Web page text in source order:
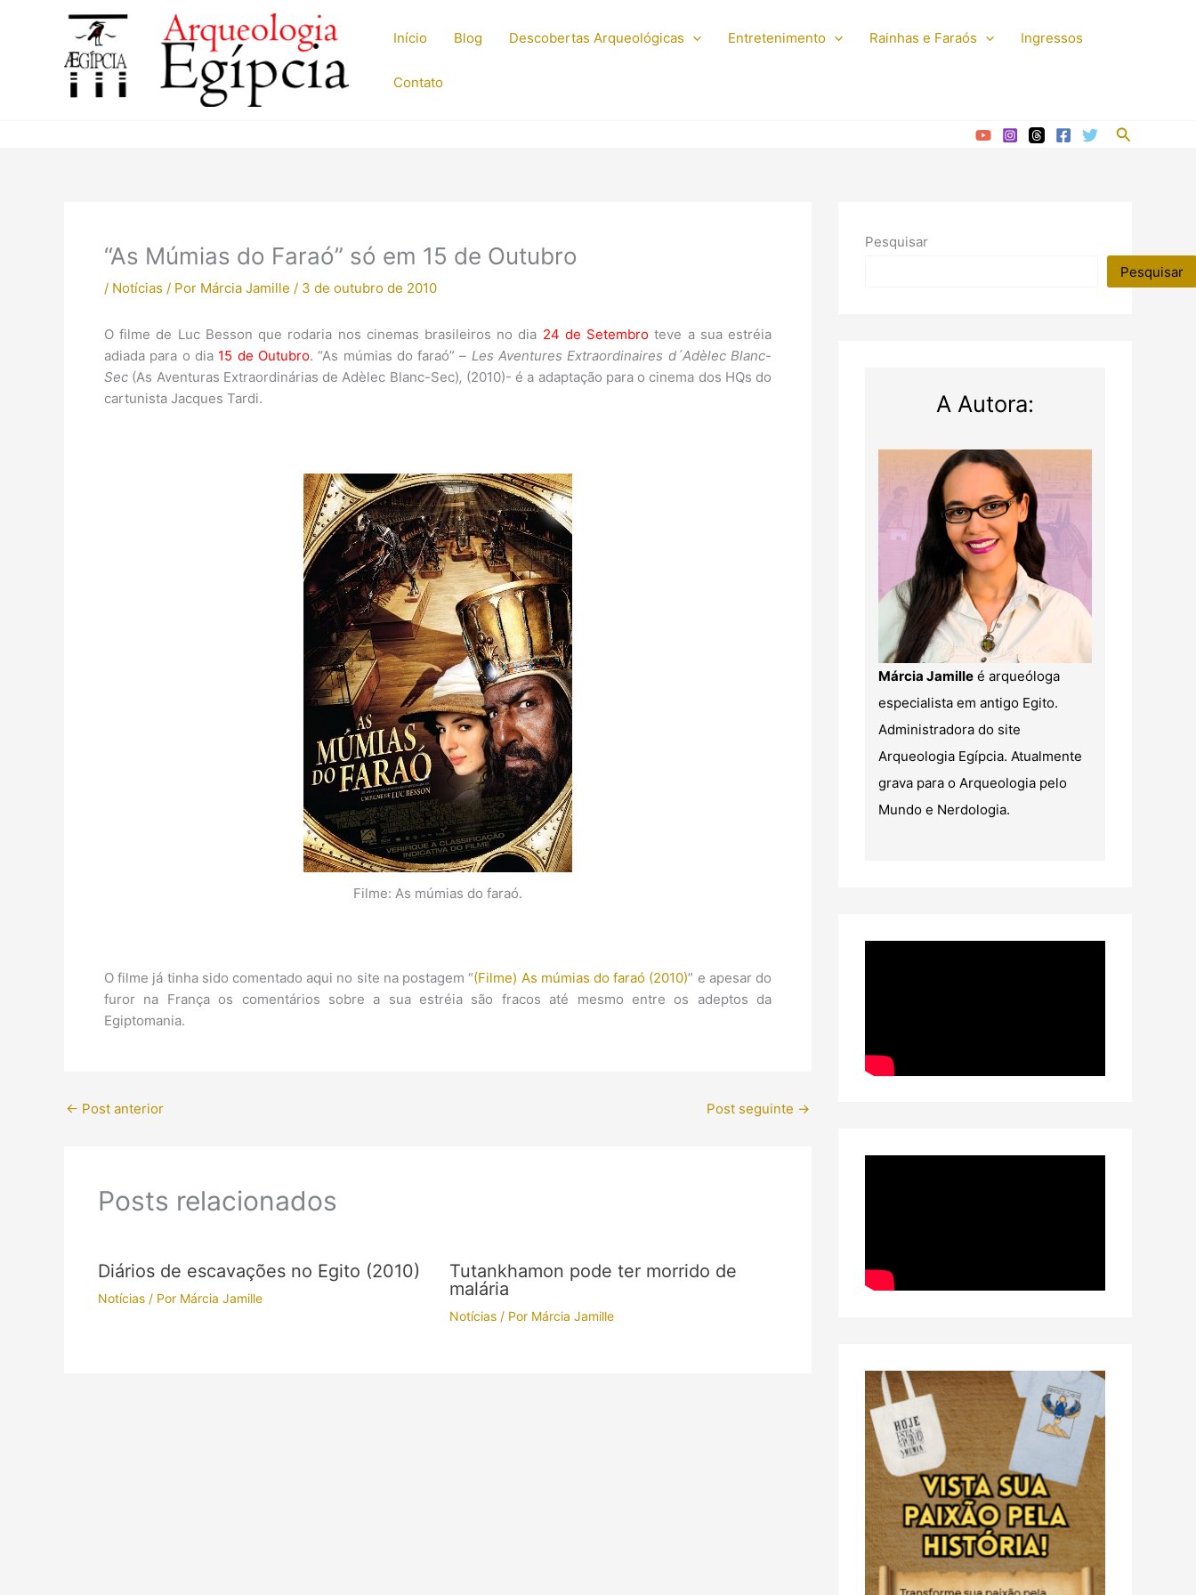
Início Blog Descobertas Arqueológicas Entretenimento Rainhas e Faraós Ingressos
Contato
Pesquisar
“As Múmias do Faraó” só em 15 de Outubro
/ Notícias / Por Márcia Jamille / 3 de outubro de 2010
O filme de Luc Besson que rodaria nos cinemas brasileiros no dia 24 de Setembro teve a sua estréia
adiada para o dia 15 de Outubro. “As múmias do faraó” – Les Aventures Extraordinaires d´Adèlec Blanc-
Sec (As Aventuras Extraordinárias de Adèlec Blanc-Sec), (2010)- é a adaptação para o cinema dos HQs do
cartunista Jacques Tardi.
Filme: As múmias do faraó.
O filme já tinha sido comentado aqui no site na postagem “(Filme) As múmias do faraó (2010)” e apesar do
furor na França os comentários sobre a sua estréia são fracos até mesmo entre os adeptos da
Egiptomania.
← Post anterior Post seguinte →
Posts relacionados
Diários de escavações no Egito (2010)
Notícias/ Por Márcia Jamille
Tutankhamon pode ter morrido de
malária
Notícias/ Por Márcia Jamille
Pesquisar
Pesquisar
A Autora:
Márcia Jamille é arqueóloga
especialista em antigo Egito.
Administradora do site
Arqueologia Egípcia. Atualmente
grava para o Arqueologia pelo
Mundo e Nerdologia.